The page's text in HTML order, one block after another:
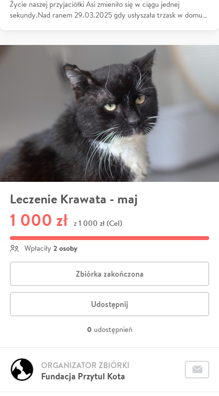
Życie naszej przyjaciółki Asi zmieniło się w ciągu jednej
sekundy.Nad ranem 29.03.2025 gdy usłyszała trzask w domu…
Leczenie Krawata - maj
1 000 zł z 1 000 zł (Cel)
Wpłaciły 2 osoby
Zbiórka zakończona
Udostępnij
0 udostępnień
Fundacja Przytul Kota
ORGANIZATOR ZBIÓRKI